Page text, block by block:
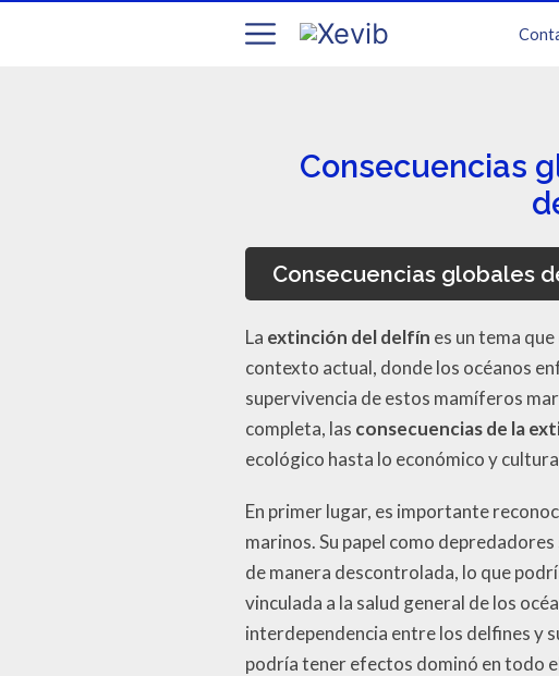
Consecuencias
Consecuencias globales
La extinción del delfín es un tema
contexto actual, donde los océanos
supervivencia de estos mamíferos
completa, las consecuencias de la
ecológico hasta lo económico y
En primer lugar, es importante
marinos. Su papel como
de manera descontrolada, lo que
vinculada a la salud general de los
interdependencia entre los delfines y
podría tener efectos dominó en todo